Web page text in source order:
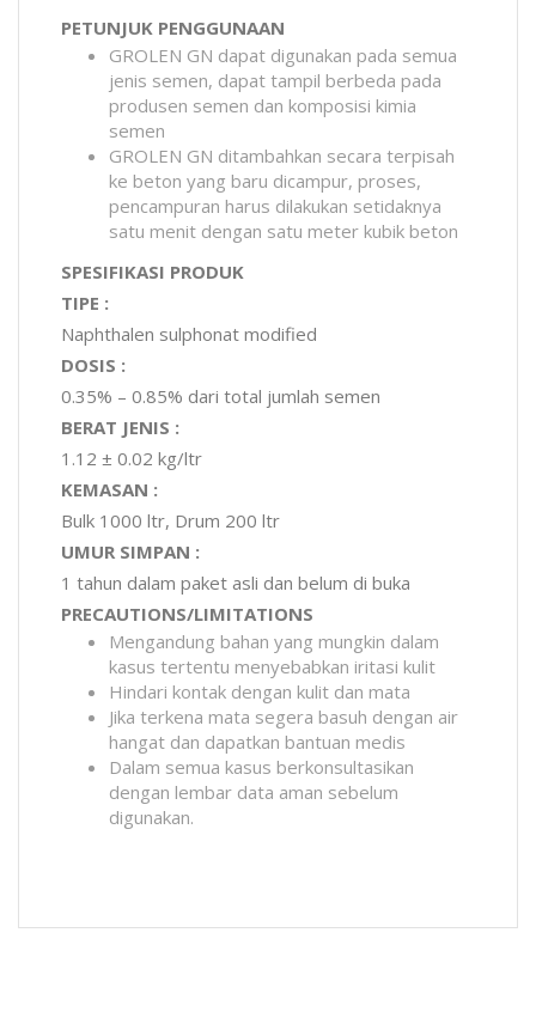
PETUNJUK PENGGUNAAN
GROLEN GN dapat digunakan pada semua
jenis semen, dapat tampil berbeda pada
produsen semen dan komposisi kimia
semen
GROLEN GN ditambahkan secara terpisah
ke beton yang baru dicampur, proses,
pencampuran harus dilakukan setidaknya
satu menit dengan satu meter kubik beton
SPESIFIKASI PRODUK
TIPE :
Naphthalen sulphonat modified
DOSIS :
0.35% – 0.85% dari total jumlah semen
BERAT JENIS :
1.12 ± 0.02 kg/ltr
KEMASAN :
Bulk 1000 ltr, Drum 200 ltr
UMUR SIMPAN :
1 tahun dalam paket asli dan belum di buka
PRECAUTIONS/LIMITATIONS
Mengandung bahan yang mungkin dalam
kasus tertentu menyebabkan iritasi kulit
Hindari kontak dengan kulit dan mata
Jika terkena mata segera basuh dengan air
hangat dan dapatkan bantuan medis
Dalam semua kasus berkonsultasikan
dengan lembar data aman sebelum
digunakan.